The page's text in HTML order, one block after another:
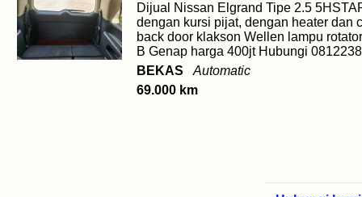
Dijual Nissan Elgrand Tipe 2.5
dengan kursi pijat, dengan heater dan
back door klakson Wellen lampu
B Genap harga 400jt Hubungi
BEKAS
Automatic
69.000 km